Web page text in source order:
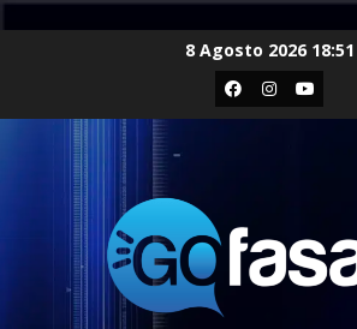
8 Agosto 2026 18:51
Facebook
Instagram
Youtube